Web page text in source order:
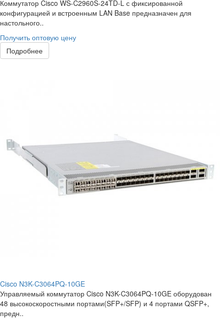
Коммутатор Cisco WS-C2960S-24TD-L с фиксированной
конфигурацией и встроенным LAN Base предназначен для
настольного..
Получить оптовую цену
Подробнее
Cisco N3K-C3064PQ-10GE
Управляемый коммутатор Cisco N3K-C3064PQ-10GE оборудован
48 высокоскоростными портами(SFP+/SFP) и 4 портами QSFP+,
предн..